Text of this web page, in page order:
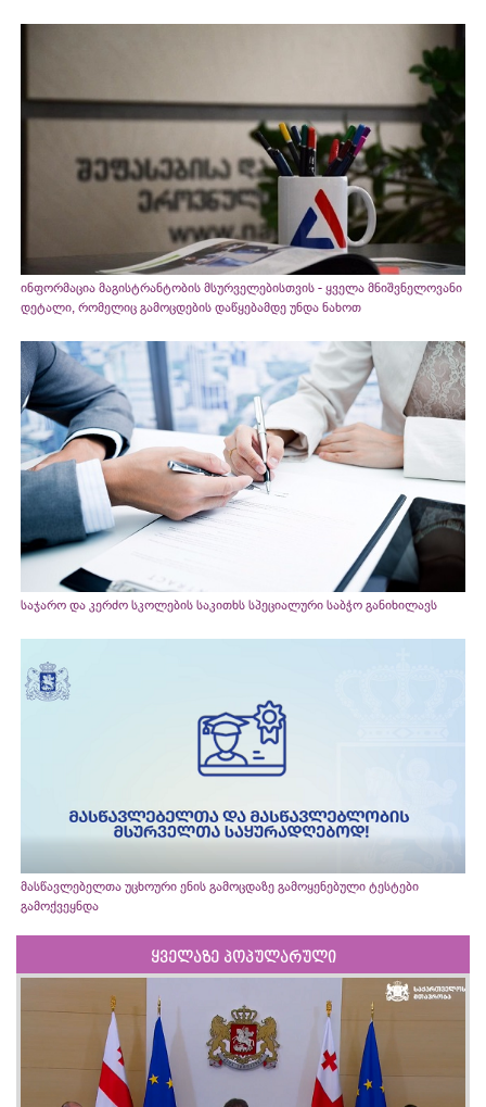
ინფორმაცია მაგისტრანტობის მსურველებისთვის - ყველა მნიშვნელოვანი
დეტალი, რომელიც გამოცდების დაწყებამდე უნდა ნახოთ
საჯარო და კერძო სკოლების საკითხს სპეციალური საბჭო განიხილავს
მასწავლებელთა უცხოური ენის გამოცდაზე გამოყენებული ტესტები
გამოქვეყნდა
ყველაზე პოპულარული